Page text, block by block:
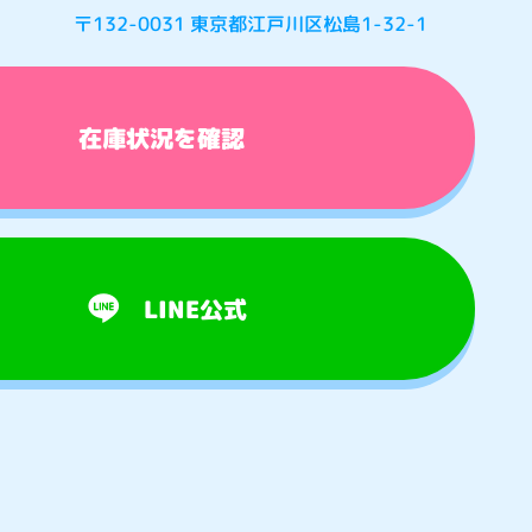
〒132-0031 東京都江戸川区松島1-32-1
在庫状況を確認
LINE公式